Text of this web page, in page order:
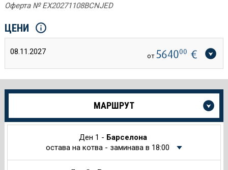
Оферта № EX20271108BCNJED
ЦЕНИ
08.11.2027 от 564000 €
Още
за
МАРШРУТ
Ден 1 - Барселона
остава на котва - заминава в 18:00